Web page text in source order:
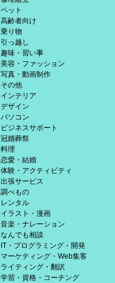
ペット
高齢者向け
乗り物
引っ越し
趣味・習い事
美容・ファッション
写真・動画制作
その他
インテリア
デザイン
パソコン
ビジネスサポート
冠婚葬祭
料理
恋愛・結婚
体験・アクティビティ
出張サービス
調べもの
レンタル
イラスト・漫画
音楽・ナレーション
なんでも相談
IT・プログラミング・開発
マーケティング・Web集客
ライティング・翻訳
学習・資格・コーチング